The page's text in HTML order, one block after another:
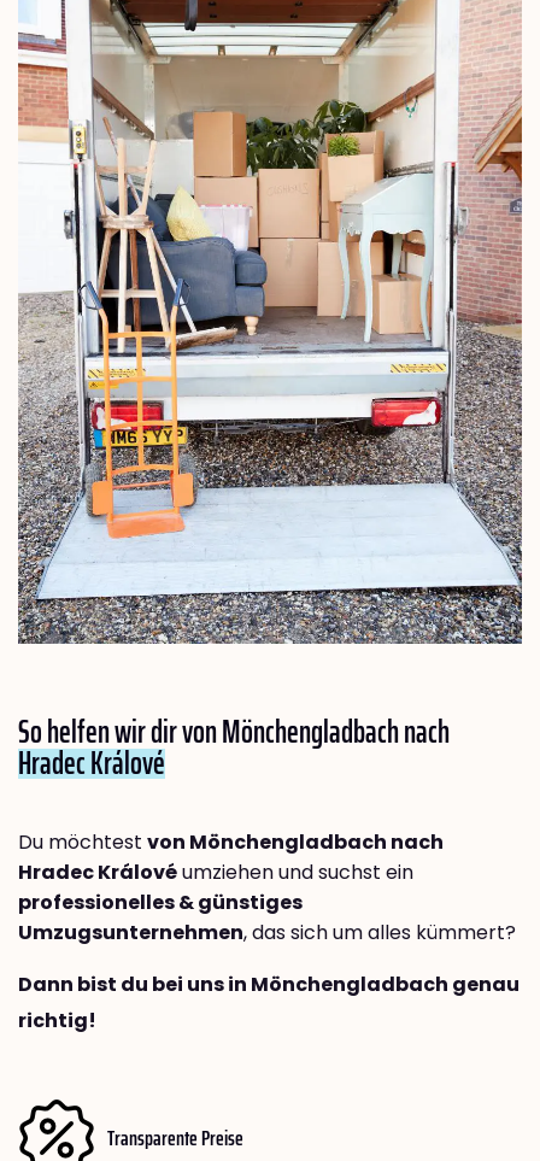
So helfen wir dir von Mönchengladbach nach
Hradec Králové
Du möchtest von Mönchengladbach nach
Hradec Královéumziehen und suchst ein
professionelles & günstiges
Umzugsunternehmen, das sich um alles kümmert?
Dann bist du bei uns in Mönchengladbach genau
richtig!
Transparente Preise